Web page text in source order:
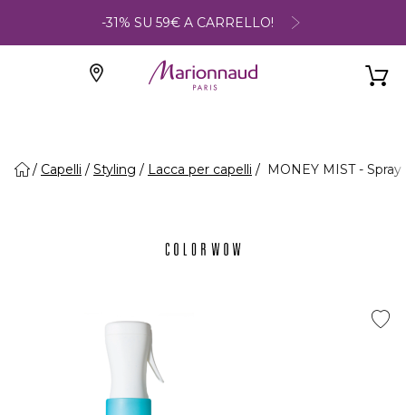
-31% SU 59€ A CARRELLO!
Capelli Styling Lacca per capelli MONEY MIST -